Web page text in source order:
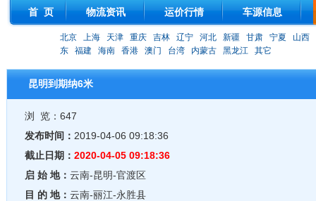
首 页 物流资讯 运价行情 车源信息
北京 上海 天津 重庆 吉林 辽宁 河北 新疆 甘肃 宁夏
山西
东
福建 海南 香港 澳门 台湾 内蒙古 黑龙江 其它
昆明到期纳6米
浏 览：647
发布时间： 2019-04-06 09:18:36
截止日期： 2020-04-05 09:18:36
启 始 地： 云南-昆明-官渡区
目 的 地： 云南-丽江-永胜县